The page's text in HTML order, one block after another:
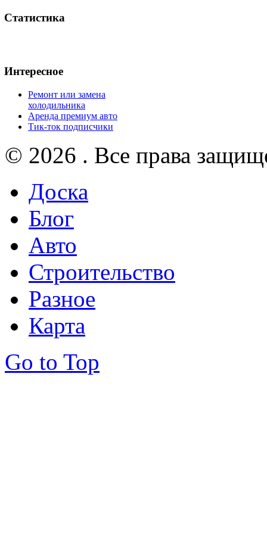
Статистика
Интересное
Ремонт или замена
холодильника
Аренда премиум авто
Тик-ток подписчики
© 2026 . Все права
Доска
Блог
Авто
Строительство
Разное
Карта
Go to Top